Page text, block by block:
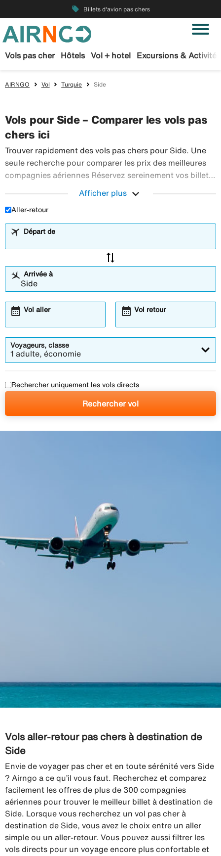
local_offer Billets d'avion pas chers
Vols pas cher Hôtels Vol + hotel Excursions & Activités
AIRNGO Vol Turquie Side
Vols pour Side – Comparer les vols pas
chers ici
Trouver rapidement des vols pas chers pour Side. Une
seule recherche pour comparer les prix des meilleures
compagnies aériennes Réservez sereinement vos billets
voyages en avion à destination du monde entier.
Afficher plus expand_more
Aller-retour
Départ de
sync_alt
Arrivée à
Vol aller
calendar_month Vol retour
calendar_month
Voyageurs, classe
1 adulte, économie
Rechercher uniquement les vols directs
Rechercher vol
Vols aller-retour pas chers à destination de
Side
Envie de voyager pas cher et en toute sérénité vers Side
? Airngo a ce qu’il vous faut. Recherchez et comparez
facilement les offres de plus de 300 compagnies
aériennes pour trouver le meilleur billet à destination de
Side. Lorsque vous recherchez un vol pas cher à
destination de Side, vous avez le choix entre un aller
simple ou un aller-retour. Vous pouvez aussi filtrer les
vols directs pour un voyage encore plus confortable et